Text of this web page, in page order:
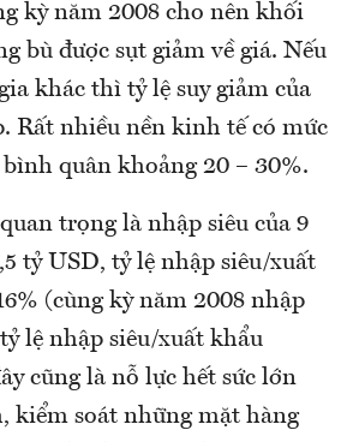
kỳ năm 2008 cho nên khối
bù được sụt giảm về giá. Nếu
khác thì tỷ lệ suy giảm của
Rất nhiều nền kinh tế có mức
quân khoảng 20 – 30%.
trọng là nhập siêu của 9
tỷ USD, tỷ lệ nhập siêu/xuất
(cùng kỳ năm 2008 nhập
lệ nhập siêu/xuất khẩu
cũng là nỗ lực hết sức lớn
kiểm soát những mặt hàng